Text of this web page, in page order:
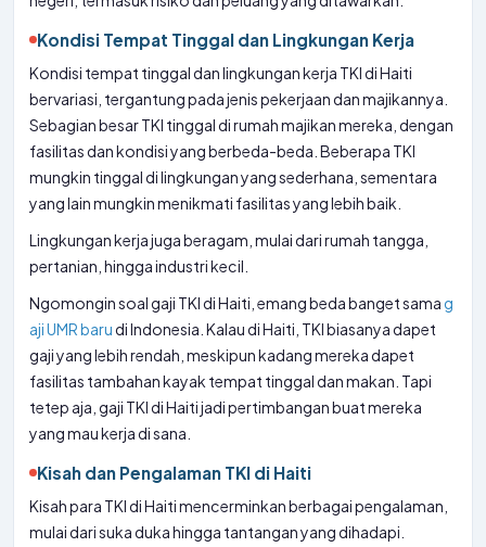
Kondisi Tempat Tinggal dan Lingkungan Kerja
Kondisi tempat tinggal dan lingkungan kerja TKI di Haiti
bervariasi, tergantung pada jenis pekerjaan dan majikannya.
Sebagian besar TKI tinggal di rumah majikan mereka, dengan
fasilitas dan kondisi yang berbeda-beda. Beberapa TKI
mungkin tinggal di lingkungan yang sederhana, sementara
yang lain mungkin menikmati fasilitas yang lebih baik.
Lingkungan kerja juga beragam, mulai dari rumah tangga,
pertanian, hingga industri kecil.
Ngomongin soal gaji TKI di Haiti, emang beda banget sama g
aji UMR barudi Indonesia. Kalau di Haiti, TKI biasanya dapet
gaji yang lebih rendah, meskipun kadang mereka dapet
fasilitas tambahan kayak tempat tinggal dan makan. Tapi
tetep aja, gaji TKI di Haiti jadi pertimbangan buat mereka
yang mau kerja di sana.
Kisah dan Pengalaman TKI di Haiti
Kisah para TKI di Haiti mencerminkan berbagai pengalaman,
mulai dari suka duka hingga tantangan yang dihadapi.